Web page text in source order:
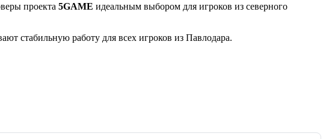
проекта 5GAME идеальным выбором для игроков из северного
стабильную работу для всех игроков из Павлодара.